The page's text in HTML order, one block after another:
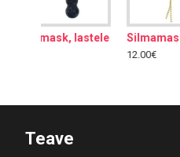
Ahv, mask
Teave